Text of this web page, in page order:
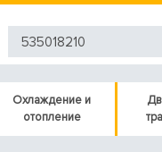
Охлаждение и
отопление